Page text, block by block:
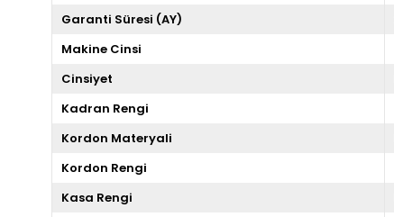
Garanti Süresi (AY)
Makine Cinsi
Cinsiyet
Kadran Rengi
Kordon Materyali
Kordon Rengi
Kasa Rengi